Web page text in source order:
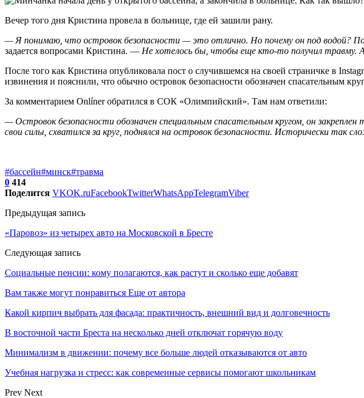
Вечер того дня Кристина провела в больнице, где ей зашили рану.
— Я понимаю, что островок безопасности — это отлично. Но почему он под водой?
задается вопросами Кристина. — Не хотелось бы, чтобы еще кто-то получил травму. А
После того как Кристина опубликовала пост о случившемся на своей страничке в
извинения и пояснили, что обычно островок безопасности обозначен спасательным
За комментарием Onlíner обратился в СОК «Олимпийский». Там нам ответили:
— Островок безопасности обозначен специальным спасательным кругом, он
свои силы, схватился за круг, поднялся на островок безопасности. Исторически так
#бассейн#минск#травма
0 414
Поделится VKOK.ruFacebookTwitterWhatsAppTelegramViber
Предыдущая запись
«Паровоз» из четырех авто на Московской в Бресте
Следующая запись
Социальные пенсии: кому полагаются, как растут и сколько еще добавят
Вам также могут понравиться Еще от автора
Какой кирпич выбрать для фасада: практичность, внешний вид и долговечность
В восточной части Бреста на несколько дней отключат горячую воду
Минимализм в движении: почему все больше людей отказываются от авто
Учебная нагрузка и стресс: как современные сервисы помогают школьникам
Prev Next